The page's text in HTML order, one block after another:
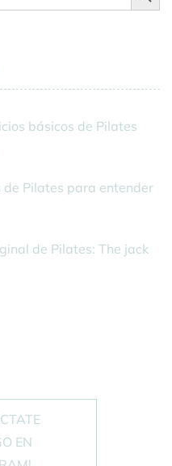
básicos de Pilates
de Pilates para entender
de Pilates: The jack
EN